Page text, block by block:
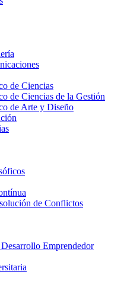
de Ciencias
de Ciencias de la Gestión
de Arte y Diseño
de Conflictos
Emprendedor